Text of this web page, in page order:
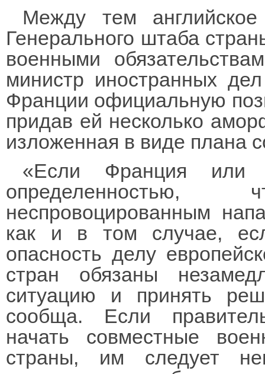
Между тем
Генерального штаба
военными
министр иностранных
Франции официальную
придав ей несколько
изложенная в виде плана
«Если Франция или
неспровоцированным
как и в том случае,
опасность делу
стран обязаны
ситуацию и принять
сообща. Если
начать совместные
страны, им следует